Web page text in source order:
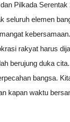
Pilkada
seluruh elemen
rakyat harus
berujung duka
bangsa.
kapan waktu